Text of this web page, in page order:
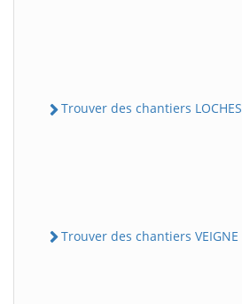
Trouver des chantiers LOCHES
Trouver des chantiers VEIGNE